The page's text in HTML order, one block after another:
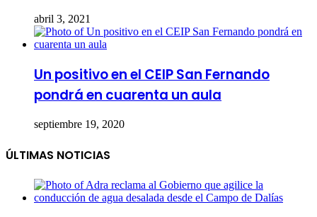
abril 3, 2021
Un positivo en el CEIP San Fernando
pondrá en cuarenta un aula
septiembre 19, 2020
ÚLTIMAS NOTICIAS